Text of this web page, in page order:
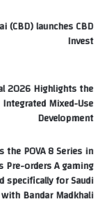
(CBD) launches CBD
Invest
2026 Highlights the
Mixed-Use
Development
the POVA 8 Series in
Pre-orders A gaming
specifically for Saudi
Bandar Madkhali